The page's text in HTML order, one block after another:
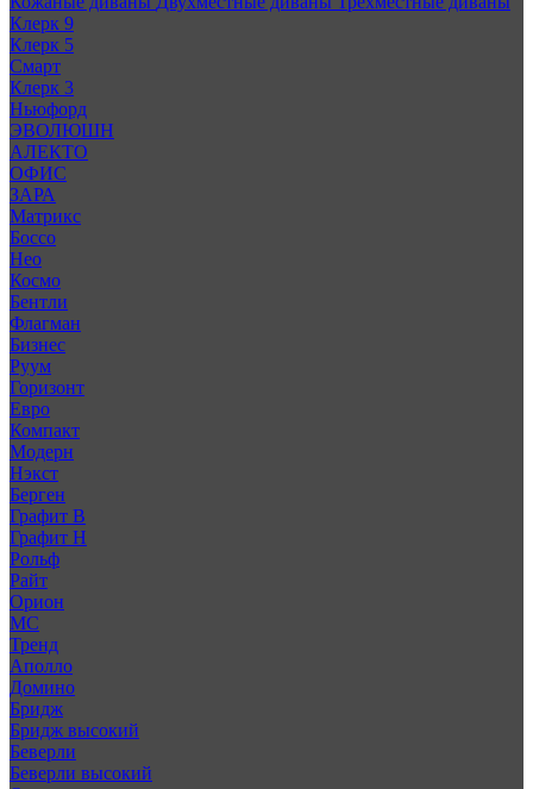
Клерк 9
Клерк 5
Смарт
Клерк 3
Ньюфорд
ЭВОЛЮШН
АЛЕКТО
ОФИС
ЗАРА
Матрикс
Боссо
Нео
Космо
Бентли
Флагман
Бизнес
Руум
Горизонт
Евро
Компакт
Модерн
Нэкст
Берген
Графит В
Графит Н
Рольф
Райт
Орион
МС
Тренд
Аполло
Домино
Бридж
Бридж высокий
Беверли
Беверли высокий